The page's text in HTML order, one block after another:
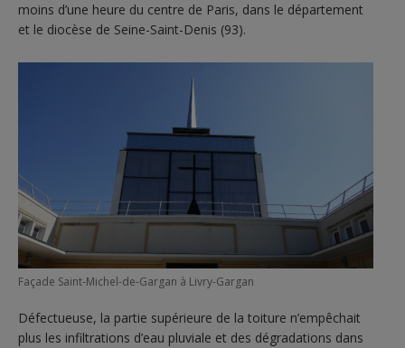
moins d’une heure du centre de Paris, dans le département
et le diocèse de Seine-Saint-Denis (93).
Façade Saint-Michel-de-Gargan à Livry-Gargan
Défectueuse, la partie supérieure de la toiture n’empêchait
plus les infiltrations d’eau pluviale et des dégradations dans